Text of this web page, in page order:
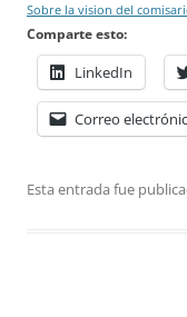
Sobre la vision del
Comparte esto:
LinkedIn
Correo
Esta entrada fue